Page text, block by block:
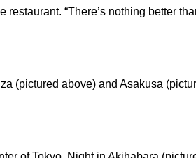
restaurant. “There’s nothing better
(pictured above) and Asakusa